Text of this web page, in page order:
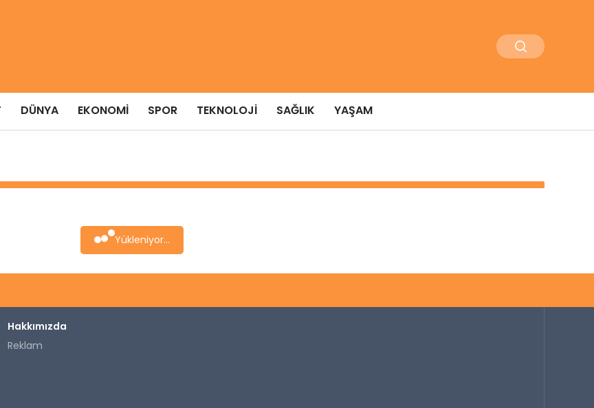
DÜNYA EKONOMI SPOR TEKNOLOJI SAĞLIK YAŞAM
Yükleniyor...
Hakkımızda
Reklam